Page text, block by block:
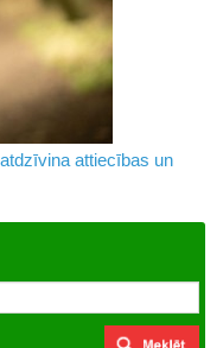
attiecības un